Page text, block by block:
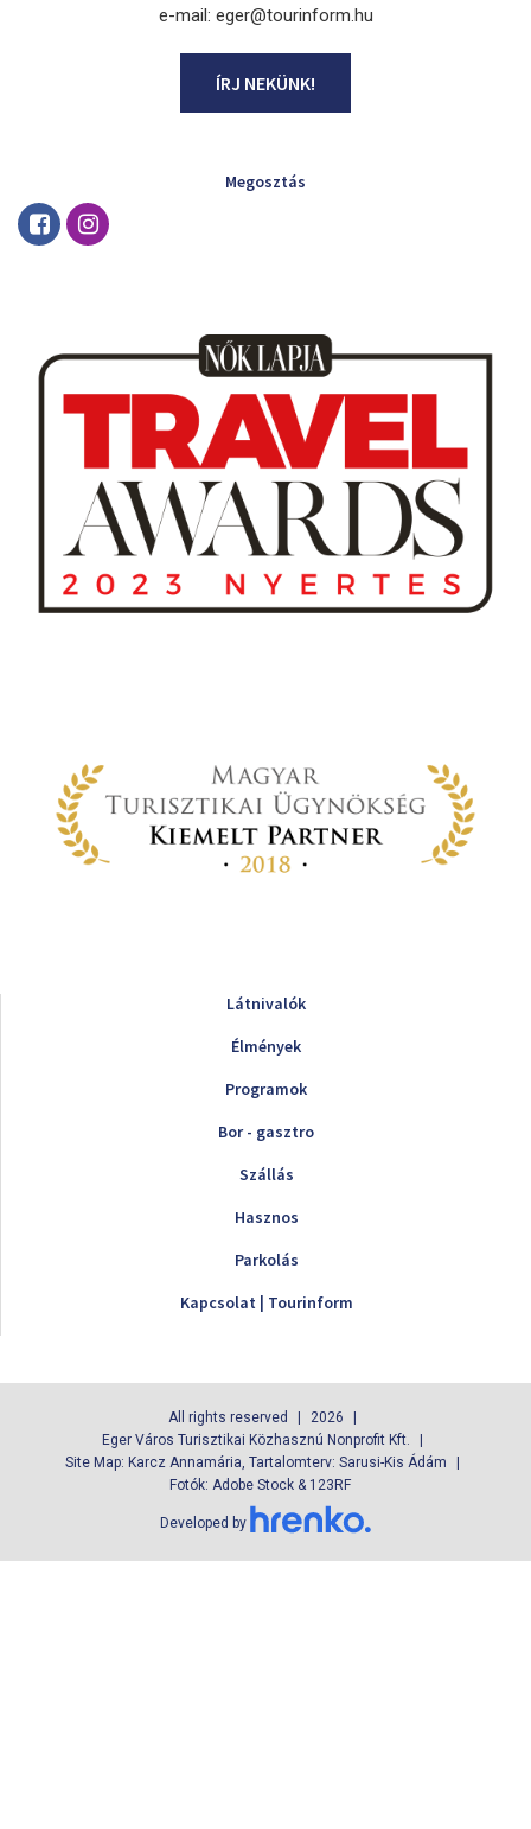
e-mail: eger@tourinform.hu
ÍRJ NEKÜNK!
Megosztás
Látnivalók
Élmények
Programok
Bor - gasztro
Szállás
Hasznos
Parkolás
Kapcsolat | Tourinform
All rights reserved
2026
Eger Város Turisztikai Közhasznú Nonprofit Kft.
Site Map: Karcz Annamária, Tartalomterv: Sarusi-Kis Ádám
Fotók: Adobe Stock & 123RF
Developed by